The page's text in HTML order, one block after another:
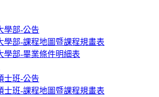
學部-公告
學部-課程地圖暨課程規畫表
學部-畢業條件明細表
士班-公告
士班-課程地圖暨課程規畫表